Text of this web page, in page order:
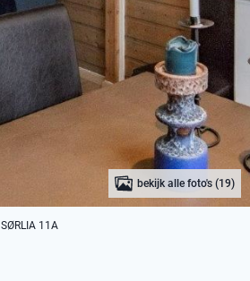
bekijk alle foto's (19)
SØRLIA 11A